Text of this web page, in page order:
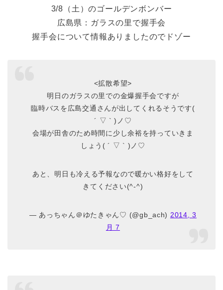
3/8（土）のゴールデンボンバー
広島県：ガラスの里で握手会
握手会について情報ありましたのでドゾー
<拡散希望>
明日のガラスの里での金爆握手会ですが
臨時バスを広島交通さんが出してくれるそうです(
´ ▽ ` )ノ♡
会場が田舎のため時間に少し余裕を持っていきま
しょう( ´ ▽ ` )ノ♡
あと、明日も冷える予報なので暖かい格好をして
きてください(^-^)
— あっちゃん＠ゆたきゃん♡ (@gb_ach) 2014, 3
月 7